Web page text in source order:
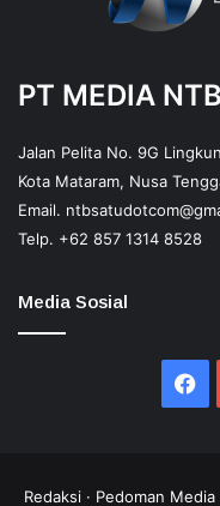
PT MEDIA
Jalan Pelita No. 9G
Kota Mataram, Nusa
Email.
Telp. +62 857 1314 8528
Media Sosial
Redaksi · Pedoman Media